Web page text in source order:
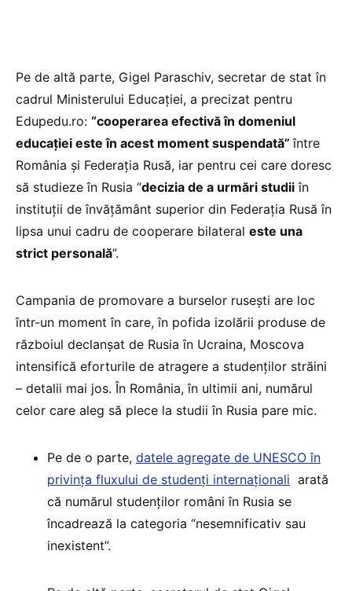
Pe de altă parte, Gigel Paraschiv, secretar de stat în
cadrul Ministerului Educației, a precizat pentru
Edupedu.ro: “cooperarea efectivă în domeniul
educației este în acest moment suspendată”între
România și Federația Rusă, iar pentru cei care doresc
să studieze în Rusia “decizia de a urmări studii în
instituții de învățământ superior din Federația Rusă în
lipsa unui cadru de cooperare bilateral este una
strict personală”.
Campania de promovare a burselor rusești are loc
într-un moment în care, în pofida izolării produse de
războiul declanșat de Rusia în Ucraina, Moscova
intensifică eforturile de atragere a studenților străini
– detalii mai jos. În România, în ultimii ani, numărul
celor care aleg să plece la studii în Rusia pare mic.
Pe de o parte, datele agregate de UNESCO în
privința fluxului de studenți internaționali arată
că numărul studenților români în Rusia se
încadrează la categoria “nesemnificativ sau
inexistent”.